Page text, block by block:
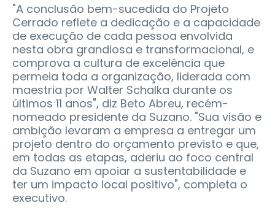
"A conclusão bem-sucedida do Projeto
Cerrado reflete a dedicação e a capacidade
de execução de cada pessoa envolvida
nesta obra grandiosa e transformacional, e
comprova a cultura de excelência que
permeia toda a organização, liderada com
maestria por Walter Schalka durante os
últimos 11 anos", diz Beto Abreu, recém-
nomeado presidente da Suzano. "Sua visão e
ambição levaram a empresa a entregar um
projeto dentro do orçamento previsto e que,
em todas as etapas, aderiu ao foco central
da Suzano em apoiar a sustentabilidade e
ter um impacto local positivo", completa o
executivo.